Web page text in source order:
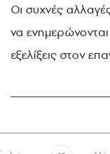
Οι συχνές
να ενημερώνονται
εξελίξεις στον